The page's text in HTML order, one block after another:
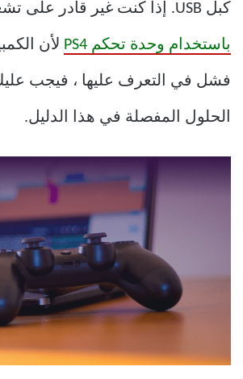
كبل USB. إذا كنت غير قادر على تشغيل الألعاب
باستخدام وحدة تحكم PS4 لأن
فشل في التعرف عليها ، فيجب
الحلول المفصلة في هذا الدليل.